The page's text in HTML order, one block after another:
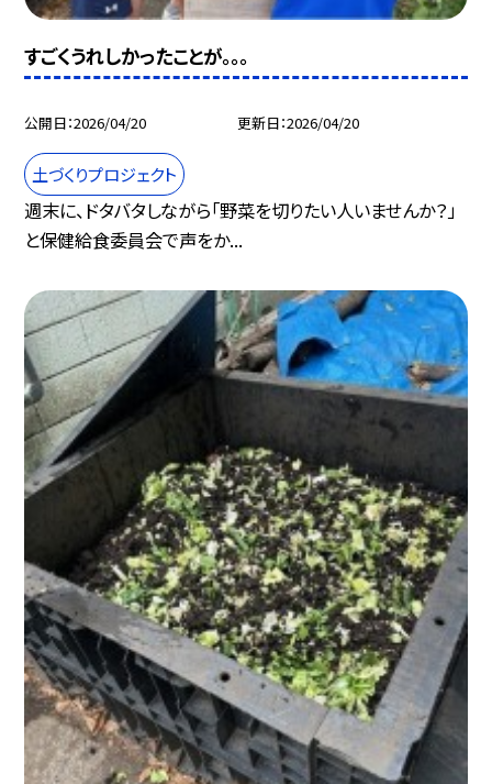
すごくうれしかったことが。。。
公開日 2026/04/20 更新日 2026/04/20
土づくりプロジェクト
週末に、ドタバタしながら「野菜を切りたい人いませんか？」
と保健給食委員会で声をか...